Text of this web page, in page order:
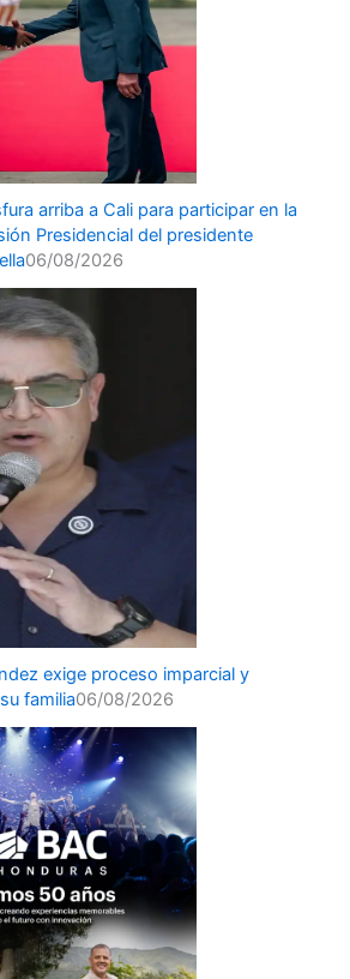
arriba a Cali para participar en la
Presidencial del presidente
06/08/2026
exige proceso imparcial y
familia06/08/2026